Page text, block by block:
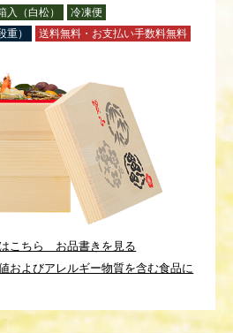
入（白松）
冷凍便
）
送料無料・お支払い手数料無料
こちら お品書きを見る
およびアレルギー物質を含む食品に